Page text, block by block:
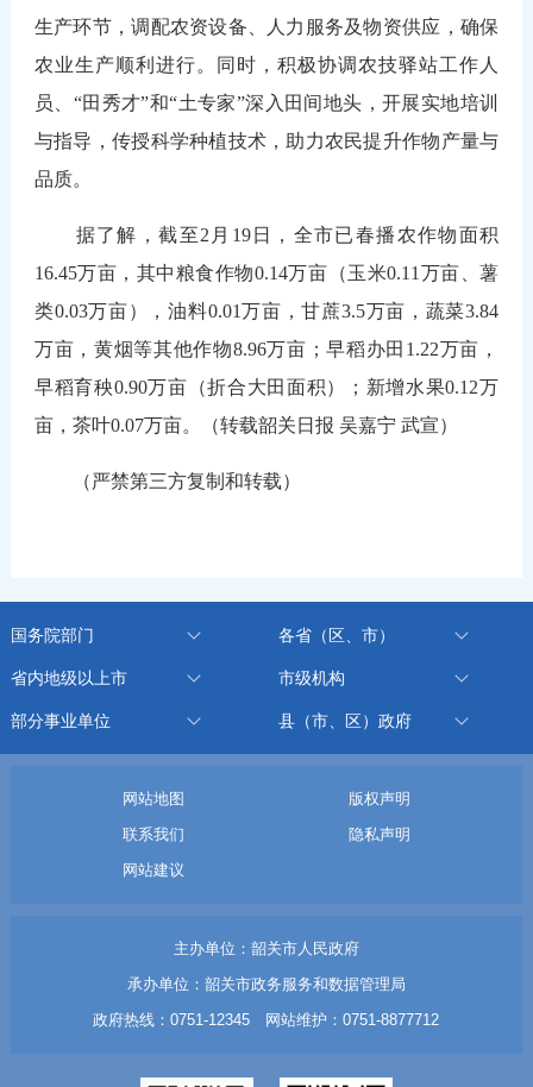
生产环节，调配农资设备、人力服务及物资供应，确保
农业生产顺利进行。同时，积极协调农技驿站工作人
员、“田秀才”和“土专家”深入田间地头，开展实地培训
与指导，传授科学种植技术，助力农民提升作物产量与
品质。
据了解，截至2月19日，全市已春播农作物面积
16.45万亩，其中粮食作物0.14万亩（玉米0.11万亩、薯
类0.03万亩），油料0.01万亩，甘蔗3.5万亩，蔬菜3.84
万亩，黄烟等其他作物8.96万亩；早稻办田1.22万亩，
早稻育秧0.90万亩（折合大田面积）；新增水果0.12万
亩，茶叶0.07万亩。（转载韶关日报 吴嘉宁 武宣）
（严禁第三方复制和转载）
国务院部门 各省（区、市）
省内地级以上市 市级机构
部分事业单位 县（市、区）政府
网站地图
版权声明
联系我们
隐私声明
网站建议
主办单位：韶关市人民政府
承办单位：韶关市政务服务和数据管理局
政府热线：0751-12345 网站维护：0751-8877712